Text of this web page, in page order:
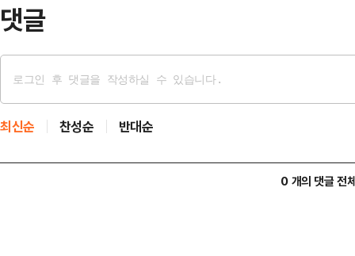
댓글
최신순 찬성순 반대순
0 개의 댓글 전